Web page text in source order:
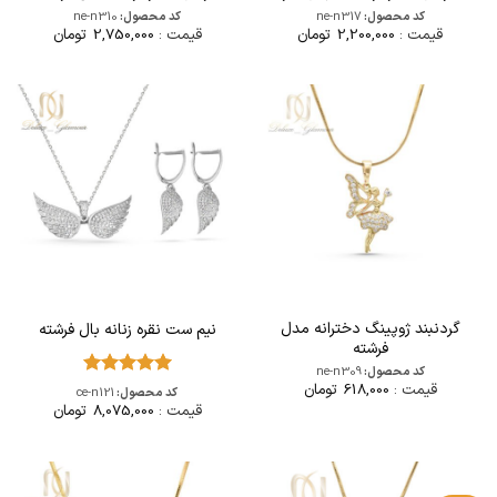
کد محصول:ne-n317
قیمت : 2,200,000 تومان
کد محصول:ne-n310
قیمت : 2,750,000 تومان
گردنبند ژوپینگ دخترانه مدل
فرشته
کد محصول:ne-n309
قیمت : 618,000 تومان
نیم ست نقره زنانه بال فرشته
امتیاز 5از
5
کد محصول:ce-n121
قیمت : 8,075,000 تومان